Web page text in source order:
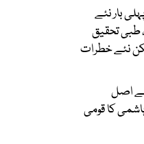
بار نئے
طبی تحقیق
نئے خطرات
اصل
کا قومی